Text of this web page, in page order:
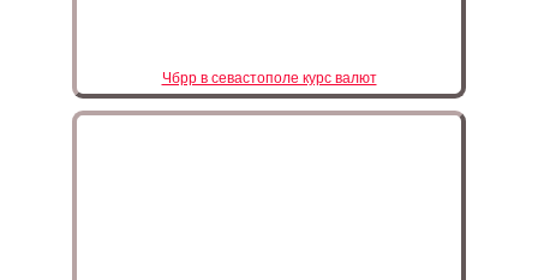
Чбрр в севастополе курс валют